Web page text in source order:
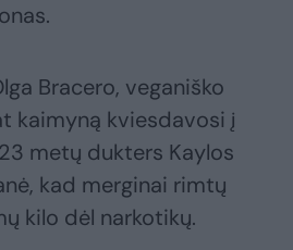
Bracero, veganiško
kaimyną kviesdavosi į
metų dukters Kaylos
kad merginai rimtų
kilo dėl narkotikų.